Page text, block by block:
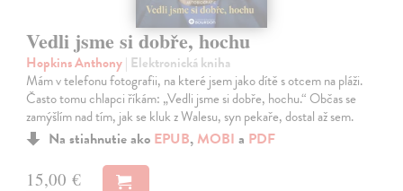
Vedli jsme si dobře, hochu
Hopkins Anthony| Elektronická kniha
Mám v telefonu fotografii, na které jsem jako dítě s otcem na pláži.
Často tomu chlapci říkám: „Vedli jsme si dobře, hochu.“ Občas se
zamýšlím nad tím, jak se kluk z Walesu, syn pekaře, dostal až sem.
Na stiahnutie ako EPUB, MOBI a PDF
15,00 €